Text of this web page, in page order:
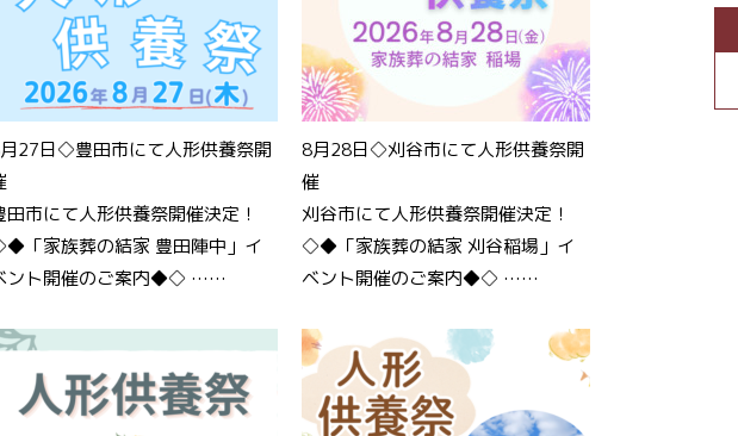
27日◇豊田市にて人形供養祭開
田市にて人形供養祭開催決定！
「家族葬の結家 豊田陣中」イ
ント開催のご案内◆◇ ……
8月28日◇刈谷市にて人形供養祭開
催
刈谷市にて人形供養祭開催決定！
◇◆「家族葬の結家 刈谷稲場」イ
ベント開催のご案内◆◇ ……